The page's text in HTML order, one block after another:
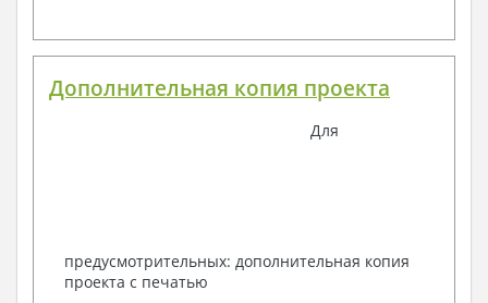
Дополнительная копия проекта
Для
предусмотрительных: дополнительная копия
проекта с печатью